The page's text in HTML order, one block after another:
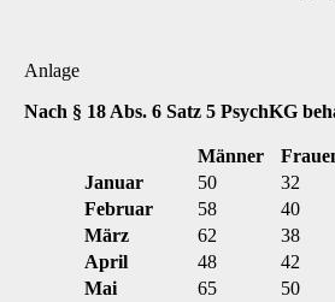
Anlage
Nach § 18 Abs. 6 Satz 5 PsychKG
Männer
Januar 50 32
Februar
58 40
März
62 38
April
48 42
Mai
65 50